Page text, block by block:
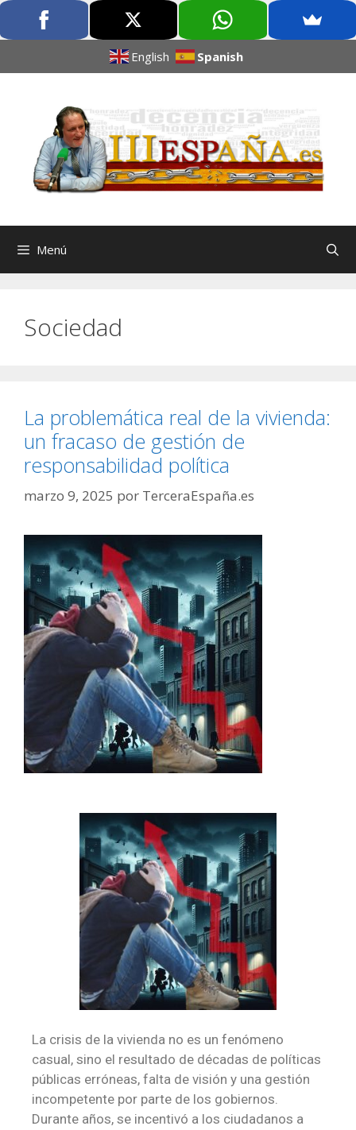
English Spanish
Menú
Sociedad
La problemática real de la vivienda:
un fracaso de gestión de
responsabilidad política
marzo 9, 2025 por TerceraEspaña.es
La crisis de la vivienda no es un fenómeno
casual, sino el resultado de décadas de políticas
públicas erróneas, falta de visión y una gestión
incompetente por parte de los gobiernos.
Durante años, se incentivó a los ciudadanos a